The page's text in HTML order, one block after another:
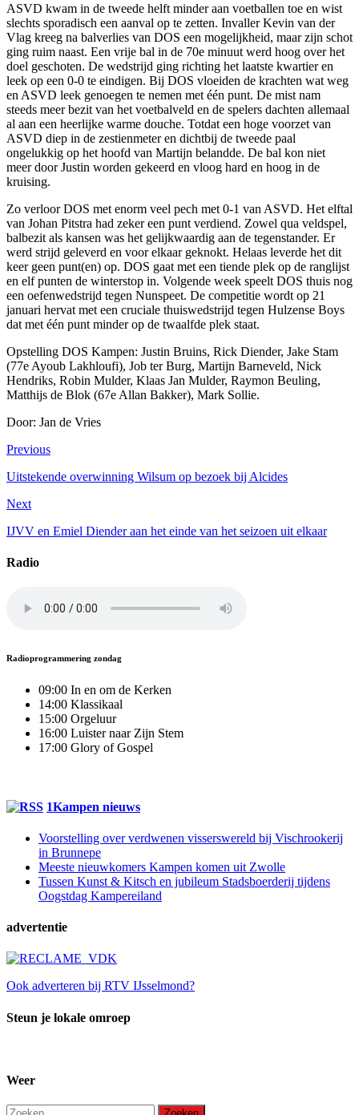
ASVD kwam in de tweede helft minder aan voetballen toe en wist
slechts sporadisch een aanval op te zetten. Invaller Kevin van der
Vlag kreeg na balverlies van DOS een mogelijkheid, maar zijn schot
ging ruim naast. Een vrije bal in de 70e minuut werd hoog over het
doel geschoten. De wedstrijd ging richting het laatste kwartier en
leek op een 0-0 te eindigen. Bij DOS vloeiden de krachten wat weg
en ASVD leek genoegen te nemen met één punt. De mist nam
steeds meer bezit van het voetbalveld en de spelers dachten allemaal
al aan een heerlijke warme douche. Totdat een hoge voorzet van
ASVD diep in de zestienmeter en dichtbij de tweede paal
ongelukkig op het hoofd van Martijn belandde. De bal kon niet
meer door Justin worden gekeerd en vloog hard en hoog in de
kruising.
Zo verloor DOS met enorm veel pech met 0-1 van ASVD. Het elftal
van Johan Pitstra had zeker een punt verdiend. Zowel qua veldspel,
balbezit als kansen was het gelijkwaardig aan de tegenstander. Er
werd strijd geleverd en voor elkaar geknokt. Helaas leverde het dit
keer geen punt(en) op. DOS gaat met een tiende plek op de ranglijst
en elf punten de winterstop in. Volgende week speelt DOS thuis nog
een oefenwedstrijd tegen Nunspeet. De competitie wordt op 21
januari hervat met een cruciale thuiswedstrijd tegen Hulzense Boys
dat met één punt minder op de twaalfde plek staat.
Opstelling DOS Kampen: Justin Bruins, Rick Diender, Jake Stam
(77e Ayoub Lakhloufi), Job ter Burg, Martijn Barneveld, Nick
Hendriks, Robin Mulder, Klaas Jan Mulder, Raymon Beuling,
Matthijs de Blok (67e Allan Bakker), Mark Sollie.
Door: Jan de Vries
Previous
Uitstekende overwinning Wilsum op bezoek bij Alcides
Next
IJVV en Emiel Diender aan het einde van het seizoen uit elkaar
Radio
Radioprogrammering zondag
09:00 In en om de Kerken
14:00 Klassikaal
15:00 Orgeluur
16:00 Luister naar Zijn Stem
17:00 Glory of Gospel
1Kampen nieuws
Voorstelling over verdwenen visserswereld bij Vischrookerij
in Brunnepe
Meeste nieuwkomers Kampen komen uit Zwolle
Tussen Kunst & Kitsch en jubileum Stadsboerderij tijdens
Oogstdag Kampereiland
advertentie
Ook adverteren bij RTV IJsselmond?
Steun je lokale omroep
Weer
Zoeken